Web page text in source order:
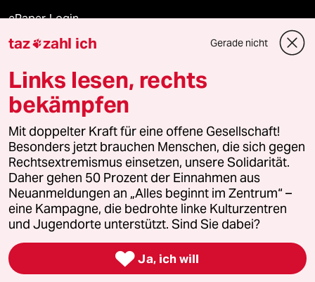
ePaper Login
Downloads für Abonnierende
© 2026 taz Verlags und Vertriebs GmbH
Alle Rechte vorbehalten. Bei rechtlichen Fragen oder für Genehmigungen
wenden Sie sich bitte an lizenzen@taz.de
Feedback Redaktionsstatut Kommune-Richtlinien
Leitlinie Informant Datenschutz Impressum AGB
Seitenwende Einwilligungen widerrufen (Ads)
taz zahl ich Gerade nicht
Links lesen, rechts
bekämpfen
Mit doppelter Kraft für eine offene Gesellschaft!
Besonders jetzt brauchen Menschen, die sich gegen
Rechtsextremismus einsetzen, unsere Solidarität.
Daher gehen 50 Prozent der Einnahmen aus
Neuanmeldungen an „Alles beginnt im Zentrum“ –
eine Kampagne, die bedrohte linke Kulturzentren
und Jugendorte unterstützt. Sind Sie dabei?
 Ja, ich will